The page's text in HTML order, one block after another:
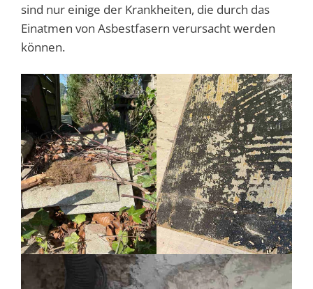
sind nur einige der Krankheiten, die durch das
Einatmen von Asbestfasern verursacht werden
können.